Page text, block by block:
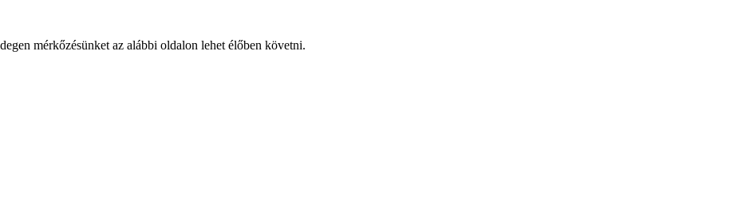
mérkőzésünket az alábbi oldalon lehet élőben követni.